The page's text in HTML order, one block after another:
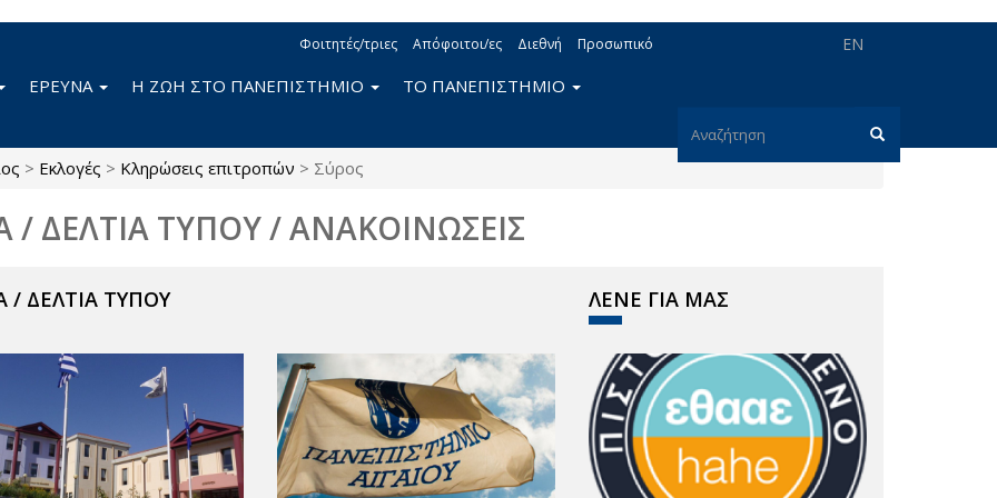
EN
Φοιτητές/τριες Απόφοιτοι/ες Διεθνή Προσωπικό
Φόρμα
ΕΡΕΥΝΑ Η ΖΩΗ ΣΤΟ ΠΑΝΕΠΙΣΤΗΜΙΟ ΤΟ ΠΑΝΕΠΙΣΤΗΜΙΟ
> Εκλογές > Κληρώσεις επιτροπών > Σύρος
/ ΔΕΛΤΙΑ ΤΥΠΟΥ / ΑΝΑΚΟΙΝΩΣΕΙΣ
/ ΔΕΛΤΙΑ ΤΥΠΟΥ ΛΕΝΕ ΓΙΑ ΜΑΣ